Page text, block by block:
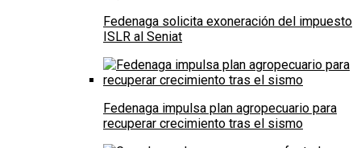
Fedenaga solicita exoneración del impuesto
ISLR al Seniat
Fedenaga impulsa plan agropecuario para
recuperar crecimiento tras el sismo